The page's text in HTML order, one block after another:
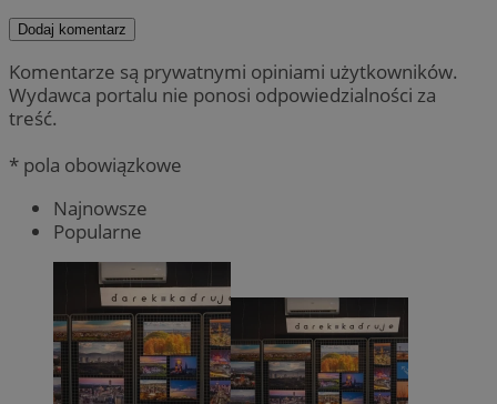
Dodaj komentarz
Komentarze są prywatnymi opiniami użytkowników.
Wydawca portalu nie ponosi odpowiedzialności za
treść.
* pola obowiązkowe
Najnowsze
Popularne